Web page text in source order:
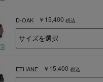
D-OAK ￥15,400 税込
ETHANE ￥15,400 税込